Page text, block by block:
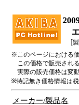
エ
[
※このページにおける
この価格で販売され
実際の販売価格は変
※特記無き価格情報は税
メーカー/製品名